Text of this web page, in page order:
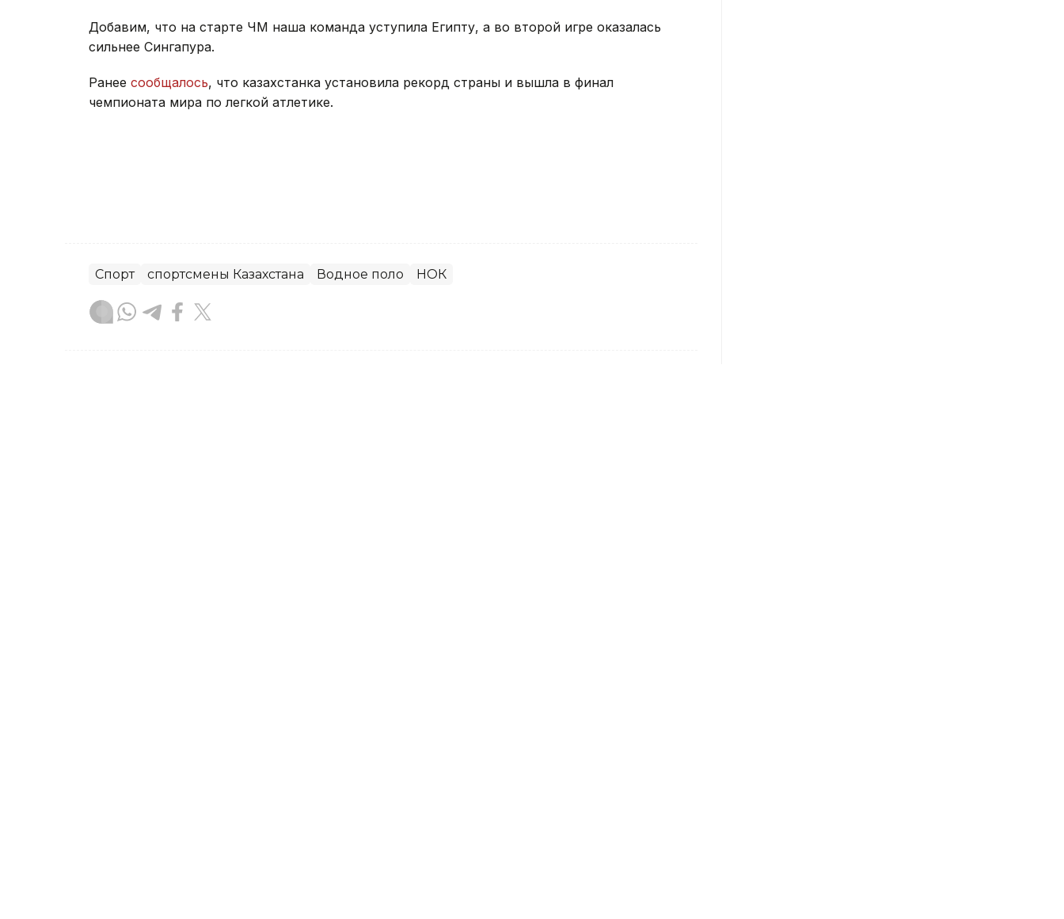
Добавим, что на старте ЧМ наша команда уступила Египту, а во второй игре оказалась
сильнее Сингапура.
Ранее сообщалось, что казахстанка установила рекорд страны и вышла в финал
чемпионата мира по легкой атлетике.
Спорт спортсмены Казахстана Водное поло НОК